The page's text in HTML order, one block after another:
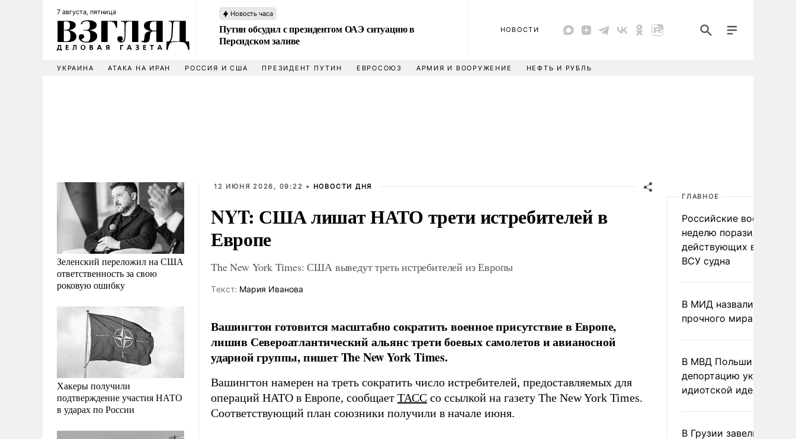
7 августа, пятница Новость часа
Путин обсудил с президентом ОАЭ ситуацию в
Персидском заливе
НОВОСТИ
УКРАИНА АТАКА НА ИРАН РОССИЯ И США ПРЕЗИДЕНТ ПУТИН ЕВРОСОЮЗ АРМИЯ И ВООРУЖЕНИЕ НЕФТЬ И РУБЛЬ
Зеленский переложил на США
ответственность за свою
роковую ошибку
Хакеры получили
подтверждение участия НАТО
в ударах по России
12 ИЮНЯ 2026, 09:22 • НОВОСТИ ДНЯ
NYT: США лишат НАТО трети истребителей в
Европе
The New York Times: США выведут треть истребителей из Европы
Tекст: Мария Иванова
Вашингтон готовится масштабно сократить военное присутствие в Европе,
лишив Североатлантический альянс трети боевых самолетов и авианосной
ударной группы, пишет The New York Times.
Вашингтон намерен на треть сократить число истребителей, предоставляемых для
операций НАТО в Европе, сообщает ТАСС со ссылкой на газету The New York Times.
Соответствующий план союзники получили в начале июня.
ГЛАВНОЕ
Российские военные за
неделю поразили 34
действующих в
ВСУ судна
В МИД назвали условия
прочного мира на
В МВД Польши назвали
депортацию украинцев
идиотской идеей
В Грузии завели дело